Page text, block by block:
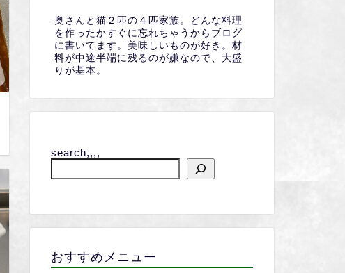
奥さんと猫２匹の４匹家族。どんな料理
を作ったかすぐに忘れちゃうからブログ
に書いてます。美味しいものが好き。材
料が中途半端に残るのが嫌なので、大盛
りが基本。
search,,,,
おすすめメニュー